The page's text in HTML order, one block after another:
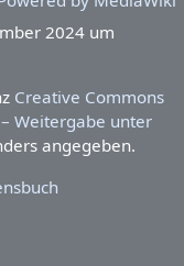
2024 um
Creative Commons
Weitergabe unter
angegeben.